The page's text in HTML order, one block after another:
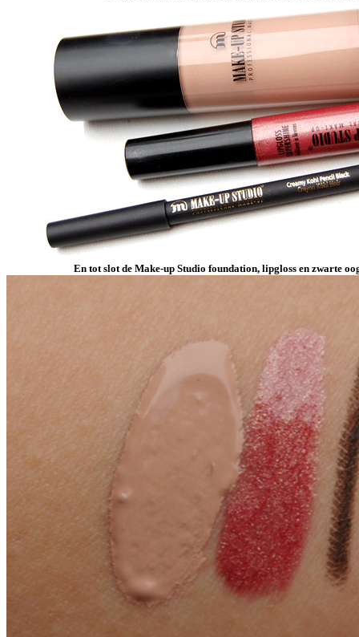
En tot slot de Make-up Studio foundation, lipgloss en zwarte